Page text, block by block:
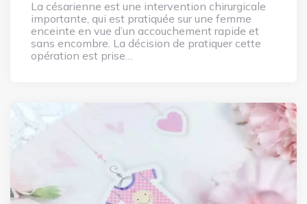
La césarienne est une intervention chirurgicale
importante, qui est pratiquée sur une femme
enceinte en vue d’un accouchement rapide et
sans encombre. La décision de pratiquer cette
opération est prise…